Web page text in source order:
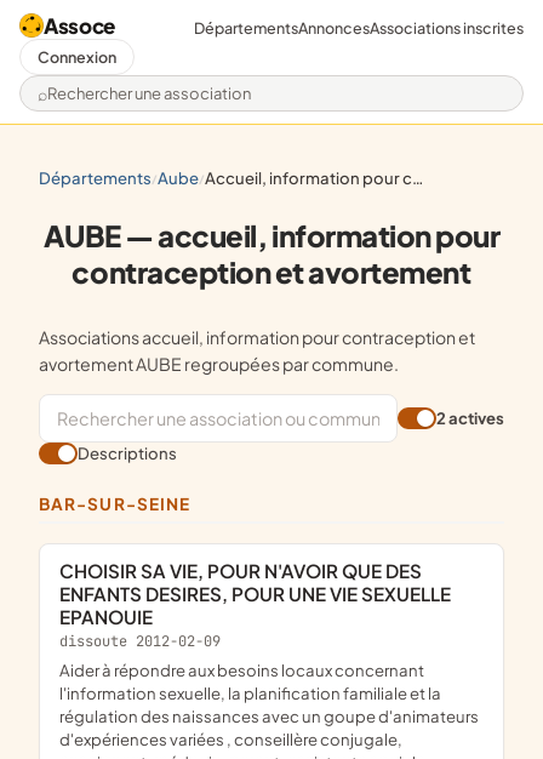
Assoce
Rechercher une association
DépartementsAnnoncesAssociations inscrites
Connexion
départements/ aube/ accueil, information pour contraception et avortement
AUBE — accueil, information pour
contraception et avortement
Associations accueil, information pour contraception et
avortement AUBE regroupées par commune.
2 actives
Descriptions
BAR-SUR-SEINE
CHOISIR SA VIE, POUR N'AVOIR QUE DES
ENFANTS DESIRES, POUR UNE VIE SEXUELLE
EPANOUIE
dissoute 2012-02-09
aider à répondre aux besoins locaux concernant
l'information sexuelle, la planification familiale et la
régulation des naissances avec un goupe d'animateurs
d'expériences variées , conseillère conjugale,